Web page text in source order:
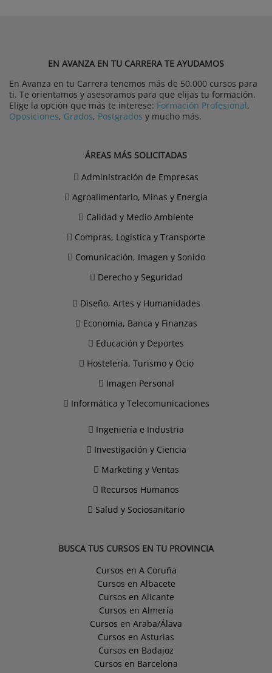
EN AVANZA EN TU CARRERA TE AYUDAMOS
En Avanza en tu Carrera tenemos más de 50.000 cursos para
ti. Te orientamos y asesoramos para que elijas tu formación.
Elige la opción que más te interese: Formación Profesional,
Oposiciones, Grados, Postgrados y mucho más.
ÁREAS MÁS SOLICITADAS
Administración de Empresas
Agroalimentario, Minas y Energía
Calidad y Medio Ambiente
Compras, Logística y Transporte
Comunicación, Imagen y Sonido
Derecho y Seguridad
Diseño, Artes y Humanidades
Economía, Banca y Finanzas
Educación y Deportes
Hostelería, Turismo y Ocio
Imagen Personal
Informática y Telecomunicaciones
Ingeniería e Industria
Investigación y Ciencia
Marketing y Ventas
Recursos Humanos
Salud y Sociosanitario
BUSCA TUS CURSOS EN TU PROVINCIA
Cursos en A Coruña
Cursos en Albacete
Cursos en Alicante
Cursos en Almería
Cursos en Araba/Álava
Cursos en Asturias
Cursos en Badajoz
Cursos en Barcelona